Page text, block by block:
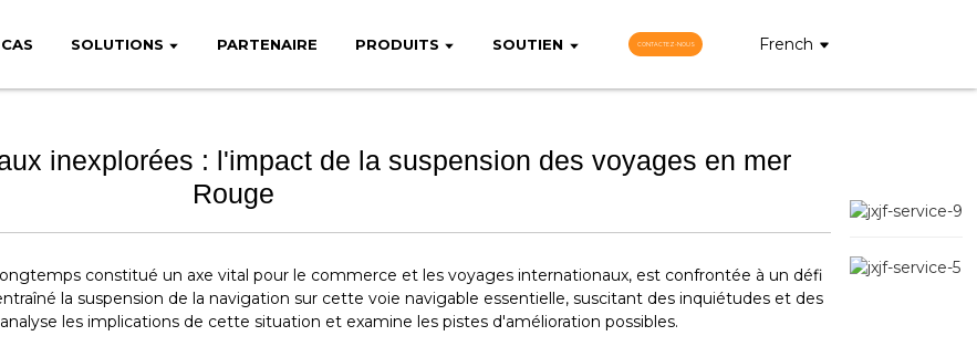
CAS SOLUTIONS PARTENAIRE PRODUITS SOUTIEN CONTACTEZ-NOUS French
inexplorées : l'impact de la suspension des voyages en mer
Rouge
constitué un axe vital pour le commerce et les voyages internationaux, est confrontée à un défi
la suspension de la navigation sur cette voie navigable essentielle, suscitant des inquiétudes et des
les implications de cette situation et examine les pistes d'amélioration possibles.